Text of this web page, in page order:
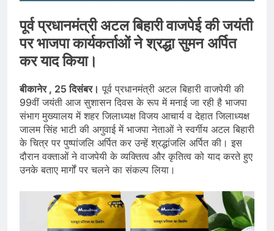
पूर्व प्रधानमंत्री अटल बिहारी वाजपेई की जयंती
पर भाजपा कार्यकर्ताओं ने श्रद्धा सुमन अर्पित
कर याद किया।
बीकानेर , 25 दिसंबर। पूर्व प्रधानमंत्री अटल बिहारी वाजपेयी की
99वीं जयंती आज सुशासन दिवस के रूप में मनाई जा रही है भाजपा
संभाग मुख्यालय में शहर जिलाध्यक्ष विजय आचार्य व देहात जिलाध्यक्ष
जालम सिंह भाटी की अगुवाई में भाजपा नेताओं ने स्वर्गीय अटल बिहारी
के चित्र पर पुष्पांजलि अर्पित कर उन्हें श्रद्धांजलि अर्पित की। इस
दौरान वक्ताओं ने वाजपेयी के व्यक्तित्व और कृतित्व को याद करते हुए
उनके बताए मार्गों पर चलने का संकल्प लिया।